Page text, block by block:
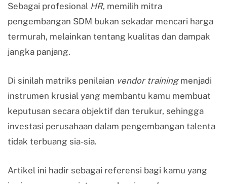
Sebagai profesional HR, memilih mitra
pengembangan SDM bukan sekadar mencari harga
termurah, melainkan tentang kualitas dan dampak
jangka panjang.
Di sinilah matriks penilaian vendor trainingmenjadi
instrumen krusial yang membantu kamu membuat
keputusan secara objektif dan terukur, sehingga
investasi perusahaan dalam pengembangan talenta
tidak terbuang sia-sia.
Artikel ini hadir sebagai referensi bagi kamu yang